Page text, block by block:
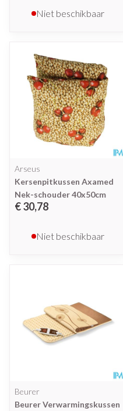
Niet beschikbaar
Arseus
Kersenpitkussen Axamed
Nek-schouder 40x50cm
€ 30,78
Niet beschikbaar
Beurer
Beurer Verwarmingskussen